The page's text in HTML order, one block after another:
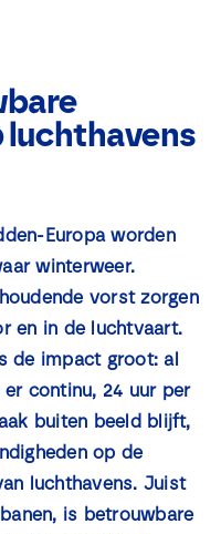
Europa worden
winterweer.
vorst zorgen
en in de luchtvaart.
de impact groot: al
continu, 24 uur per
buiten beeld blijft,
op de
luchthavens. Juist
is betrouwbare